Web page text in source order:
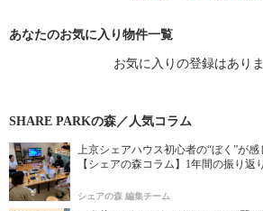
あなたのお気に入り物件一覧
お気に入りの登録はあり
SHARE PARKの森／人気コラム
上京シェアハウス初心者の“ぼく”が感
【シェアの森コラム】1年間の振り返
シェアの森 編集チーム